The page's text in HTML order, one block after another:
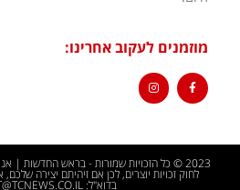
מוזמנים לעקוב אחרינו:
לחוק זכויות יוצרים, לכן אם זיהיתם יצירה
בדוא"ל: CONTACT@TCNEWS.CO.IL